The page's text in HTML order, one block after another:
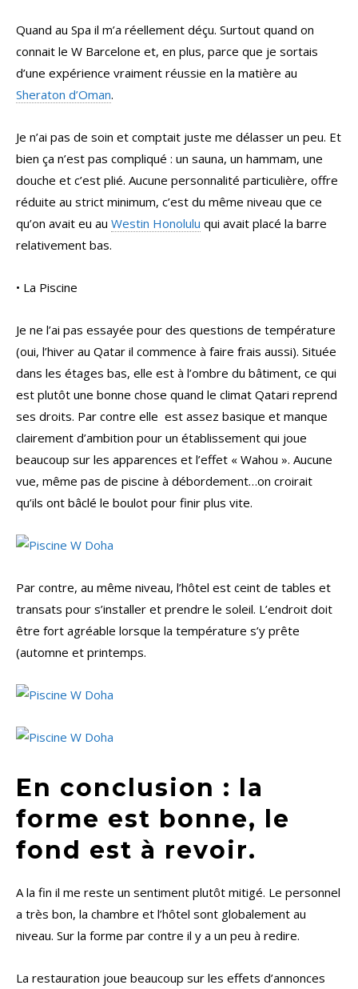
Quand au Spa il m’a réellement déçu. Surtout quand on
connait le W Barcelone et, en plus, parce que je sortais
d’une expérience vraiment réussie en la matière au
Sheraton d’Oman.
Je n’ai pas de soin et comptait juste me délasser un peu. Et
bien ça n’est pas compliqué : un sauna, un hammam, une
douche et c’est plié. Aucune personnalité particulière, offre
réduite au strict minimum, c’est du même niveau que ce
qu’on avait eu au Westin Honolulu qui avait placé la barre
relativement bas.
• La Piscine
Je ne l’ai pas essayée pour des questions de température
(oui, l’hiver au Qatar il commence à faire frais aussi). Située
dans les étages bas, elle est à l’ombre du bâtiment, ce qui
est plutôt une bonne chose quand le climat Qatari reprend
ses droits. Par contre elle est assez basique et manque
clairement d’ambition pour un établissement qui joue
beaucoup sur les apparences et l’effet « Wahou ». Aucune
vue, même pas de piscine à débordement…on croirait
qu’ils ont bâclé le boulot pour finir plus vite.
Par contre, au même niveau, l’hôtel est ceint de tables et
transats pour s’installer et prendre le soleil. L’endroit doit
être fort agréable lorsque la température s’y prête
(automne et printemps.
En conclusion : la
forme est bonne, le
fond est à revoir.
A la fin il me reste un sentiment plutôt mitigé. Le personnel
a très bon, la chambre et l’hôtel sont globalement au
niveau. Sur la forme par contre il y a un peu à redire.
La restauration joue beaucoup sur les effets d’annonces